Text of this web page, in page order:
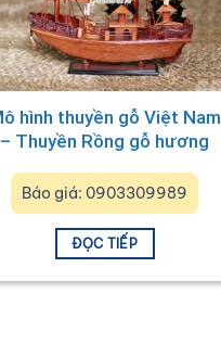
hình thuyền gỗ Việt Nam
– Thuyền Rồng gỗ hương
Báo giá: 0903309989
ĐỌC TIẾP